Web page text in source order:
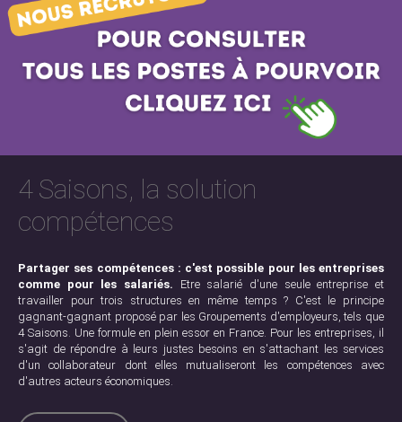
4 Saisons, la solution
compétences
Partager ses compétences : c'est possible pour les entreprises
comme pour les salariés. Etre salarié d'une seule entreprise et
travailler pour trois structures en même temps ? C'est le principe
gagnant-gagnant proposé par les Groupements d'employeurs, tels que
4 Saisons. Une formule en plein essor en France. Pour les entreprises, il
s'agit de répondre à leurs justes besoins en s'attachant les services
d'un collaborateur dont elles mutualiseront les compétences avec
d'autres acteurs économiques.